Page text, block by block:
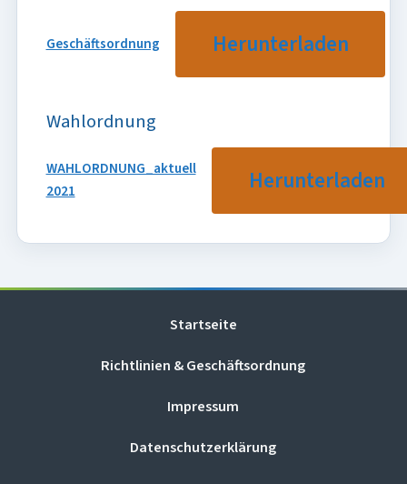
Geschäftsordnung Herunterladen
Wahlordnung
WAHLORDNUNG_aktuell
2021
Herunterladen
Startseite
Richtlinien & Geschäftsordnung
Impressum
Datenschutzerklärung